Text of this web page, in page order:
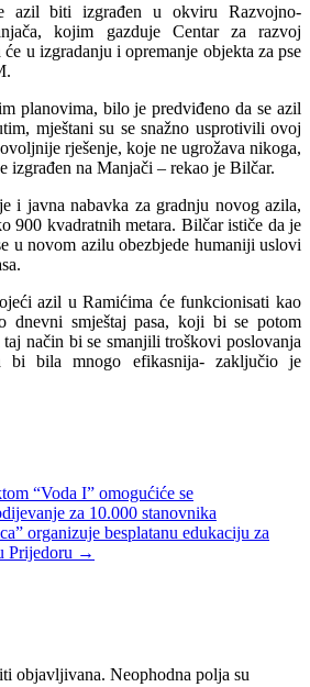
azil biti izgrađen u okviru Razvojno-
kojim gazduje Centar za razvoj
u izgradanju i opremanje objekta za pse
planovima, bilo je predviđeno da se azil
mještani su se snažno usprotivili ovoj
rješenje, koje ne ugrožava nikoga,
izgrađen na Manjači – rekao je Bilčar.
i javna nabavka za gradnju novog azila,
900 kvadratnih metara. Bilčar ističe da je
u novom azilu obezbjede humaniji uslovi
azil u Ramićima će funkcionisati kao
dnevni smještaj pasa, koji bi se potom
način bi se smanjili troškovi poslovanja
bi bila mnogo efikasnija- zaključio je
“Voda I” omogućiće se
za 10.000 stanovnika
organizuje besplatanu edukaciju za
Prijedoru →
objavljivana. Neophodna polja su